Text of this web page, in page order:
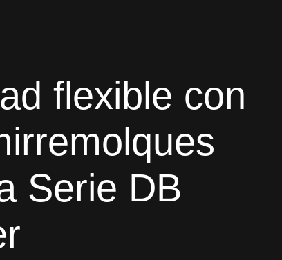
flexible con
Serie DB